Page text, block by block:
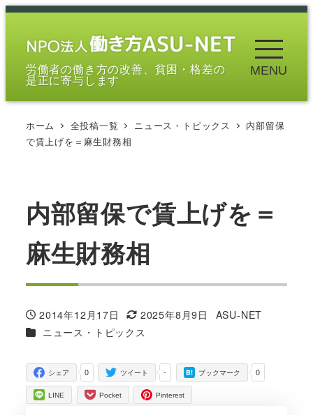
メ
労働者の働き方の改善、貧困・格差の
是正に寄与します
MENU
ホーム 全投稿一覧 ニュース・トピックス
内部留保
で賃上げを＝麻生財務相
内部留保で賃上げを＝
麻生財務相
投稿日
2014年12月17日
更新日
2025年8月9日
著
ASU-NET
カテゴリー
ニュース・トピックス
0
シェア -
ツイート 0
ブックマーク
LINE Pocket Pinterest